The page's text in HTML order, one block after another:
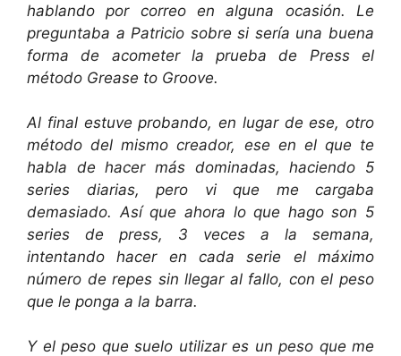
hablando por correo en alguna ocasión. Le
preguntaba a Patricio sobre si sería una buena
forma de acometer la prueba de Press el
método Grease to Groove.
Al final estuve probando, en lugar de ese, otro
método del mismo creador, ese en el que te
habla de hacer más dominadas, haciendo 5
series diarias, pero vi que me cargaba
demasiado. Así que ahora lo que hago son 5
series de press, 3 veces a la semana,
intentando hacer en cada serie el máximo
número de repes sin llegar al fallo, con el peso
que le ponga a la barra.
Y el peso que suelo utilizar es un peso que me